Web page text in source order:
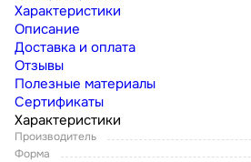
Характеристики
Описание
Доставка и оплата
Отзывы
Полезные материалы
Сертификаты
Характеристики
Производитель
Форма